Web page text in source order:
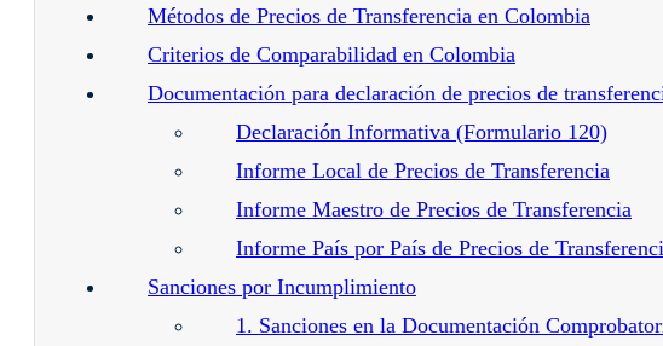
Métodos de Precios de Transferencia en Colombia
Criterios de Comparabilidad en Colombia
Documentación para declaración de precios de
Declaración Informativa (Formulario 120)
Informe Local de Precios de Transferencia
Informe Maestro de Precios de Transferencia
Informe País por País de Precios de
Sanciones por Incumplimiento
1. Sanciones en la Documentación